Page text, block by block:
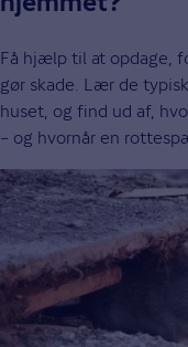
Få hjælp til at opdage,
gør skade. Lær de
huset, og find ud af,
– og hvornår en